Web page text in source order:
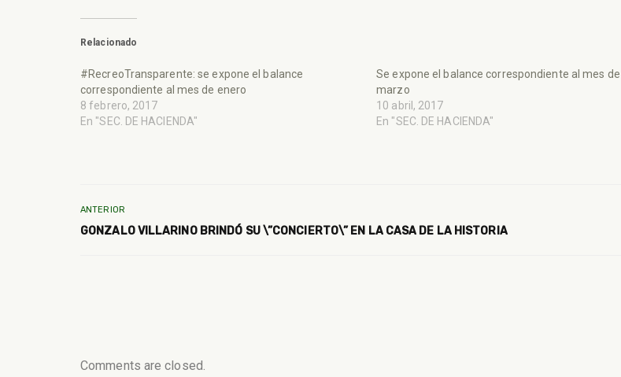
Relacionado
#RecreoTransparente: se expone el balance
correspondiente al mes de enero
8 febrero, 2017
En "SEC. DE HACIENDA"
Se expone el balance correspondiente al mes de
marzo
10 abril, 2017
En "SEC. DE HACIENDA"
ANTERIOR
GONZALO VILLARINO BRINDÓ SU \”CONCIERTO\” EN LA CASA DE LA HISTORIA
Comments are closed.